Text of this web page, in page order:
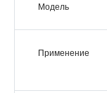
Модель
Применение